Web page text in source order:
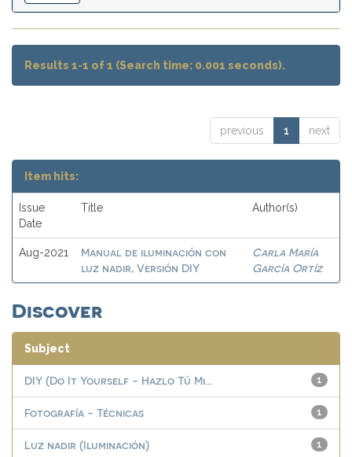
Results 1-1 of 1 (Search time: 0.001 seconds).
previous 1 next
Item hits:
Issue
Date
Title Author(s)
Aug-2021
Manual de iluminación con
luz nadir, Versión DIY
Carla María
García Ortíz
Discover
Subject
1
DIY (Do It Yourself - Hazlo Tú Mi...
1
Fotografía - Técnicas
1
Luz nadir (Iluminación)